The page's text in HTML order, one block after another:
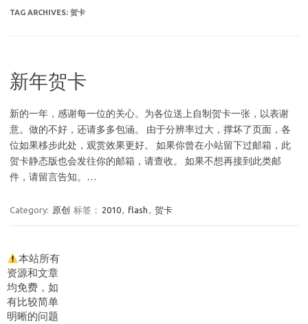
TAG ARCHIVES: 贺卡
新年贺卡
新的一年，感谢每一位的关心。为各位送上自制贺卡一张，以表谢
意。做的不好，还请多多包涵。 由于分辨率过大，撑坏了页面，各
位如果移步此处，观赏效果更好。 如果你曾在小站留下过邮箱，此
贺卡静态版也会发往你的邮箱，请查收。 如果不想再接到此类邮
件，请留言告知。…
Category: 原创 标签： 2010, flash , 贺卡
本站所有
资源和文章
均免费，如
有比较简单
明晰的问题